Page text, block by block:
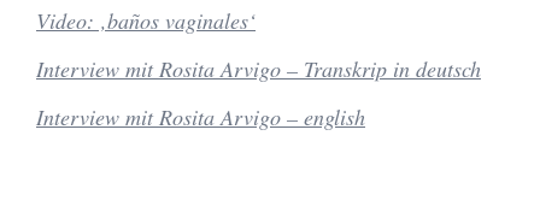
Video: ‚baños vaginales‘
Interview mit Rosita Arvigo – Transkrip in deutsch
Interview mit Rosita Arvigo – english